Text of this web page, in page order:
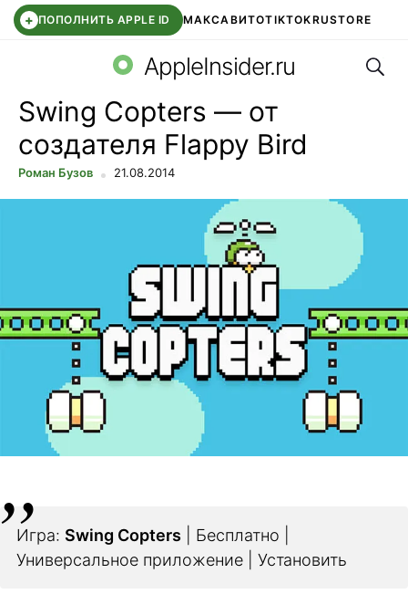
+ ПОПОЛНИТЬ APPLE ID МАКСАВИТОTIKTOKRUSTORE
WB КЛУБIOS 26.6 APPLE ID
AppleInsider.ru
Swing Copters — от
создателя Flappy Bird
Роман Бузов 21.08.2014
Игра: Swing Copters | Бесплатно |
Универсальное приложение | Установить